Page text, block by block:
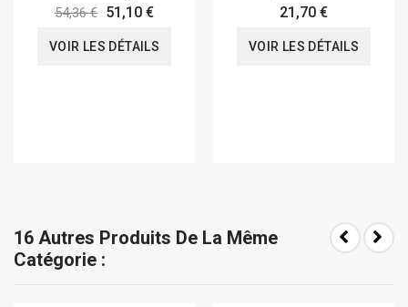
54,36 € 51,10 €
VOIR LES DÉTAILS
Super...
21,70 €
VOIR LES DÉTAILS
16 Autres Produits De La Même
Catégorie :